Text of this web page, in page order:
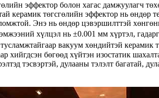
эффектор болон хагас дамжуулагч
керамик төгсгөлийн эффектор нь өндөр
Энэ нь өндөр цэвэршилттэй
хүлцэл нь ±0.001 мм хүртэл,
вакуум хөндийтэй
хийгдсэн бөгөөд хүйтэн изостатик
тэсвэртэй, дулааны тэлэлт